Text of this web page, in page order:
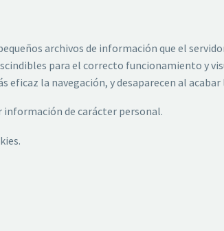
archivos de información que el
para el correcto funcionamiento y
la navegación, y desaparecen al acabar
información de carácter personal.